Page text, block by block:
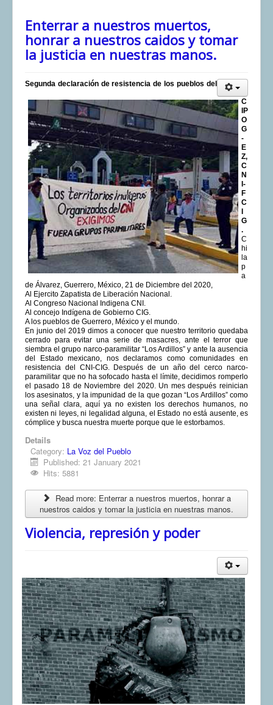
Enterrar a nuestros muertos,
honrar a nuestros caidos y tomar
la justicia en nuestras manos.
Segunda declaración de resistencia de los pueblos del
C
IP
O
G
-
E
Z,
C
N
I-
F
C
I
G
.
C
hi
la
p
a
de Álvarez, Guerrero, México, 21 de Diciembre del 2020,
Al Ejercito Zapatista de Liberación Nacional.
Al Congreso Nacional Indigena CNI.
Al concejo Indígena de Gobierno CIG.
A los pueblos de Guerrero, México y el mundo.
En junio del 2019 dimos a conocer que nuestro territorio quedaba
cerrado para evitar una serie de masacres, ante el terror que
siembra el grupo narco-paramilitar “Los Ardillos” y ante la ausencia
del Estado mexicano, nos declaramos como comunidades en
resistencia del CNI-CIG. Después de un año del cerco narco-
paramilitar que no ha sofocado hasta el límite, decidimos romperlo
el pasado 18 de Noviembre del 2020. Un mes después reinician
los asesinatos, y la impunidad de la que gozan “Los Ardillos” como
una señal clara, aquí ya no existen los derechos humanos, no
existen ni leyes, ni legalidad alguna, el Estado no está ausente, es
cómplice y busca nuestra muerte porque que le estorbamos.
Details
Category: La Voz del Pueblo
Published: 21 January 2021
Hits: 5881
Read more: Enterrar a nuestros muertos, honrar a
nuestros caidos y tomar la justicia en nuestras manos.
Violencia, represión y poder